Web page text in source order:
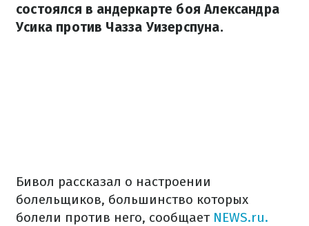
состоялся в андеркарте боя Александра
Усика против Чазза Уизерспуна.
Бивол рассказал о настроении
болельщиков, большинство которых
болели против него, сообщает NEWS.ru.